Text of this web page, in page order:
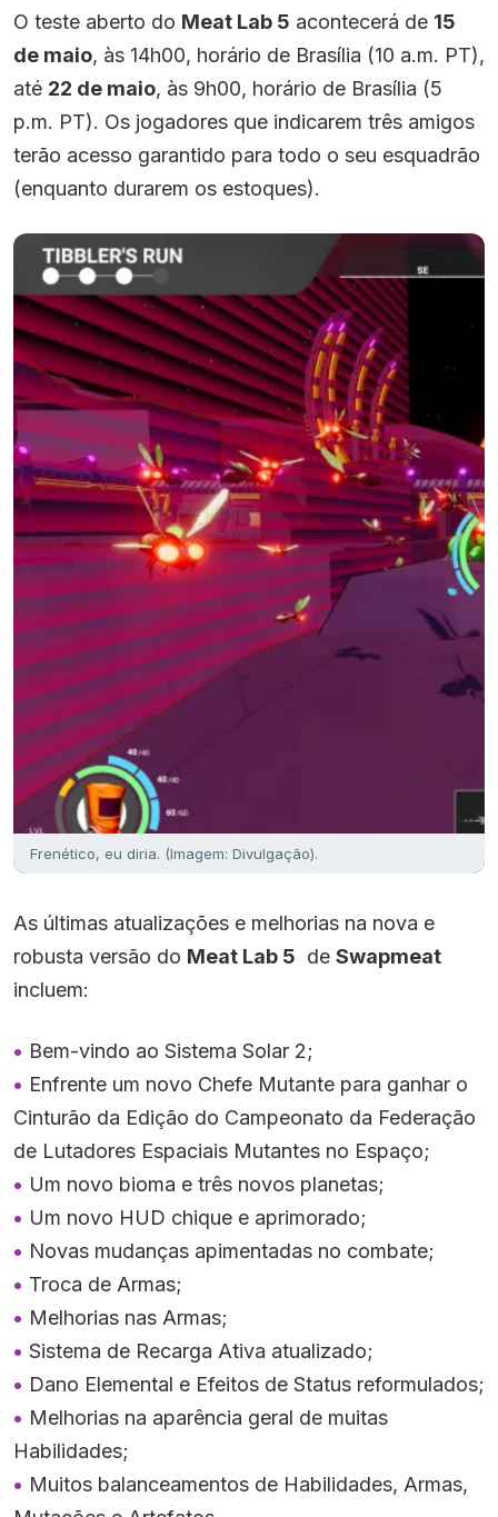
O teste aberto do Meat Lab 5 acontecerá de 15
de maio, às 14h00, horário de Brasília (10 a.m. PT),
até 22 de maio, às 9h00, horário de Brasília (5
p.m. PT). Os jogadores que indicarem três amigos
terão acesso garantido para todo o seu esquadrão
(enquanto durarem os estoques).
Frenético, eu diria. (Imagem: Divulgação).
As últimas atualizações e melhorias na nova e
robusta versão do Meat Lab 5 de Swapmeat
incluem:
Bem-vindo ao Sistema Solar 2;
Enfrente um novo Chefe Mutante para ganhar o
Cinturão da Edição do Campeonato da Federação
de Lutadores Espaciais Mutantes no Espaço;
Um novo bioma e três novos planetas;
Um novo HUD chique e aprimorado;
Novas mudanças apimentadas no combate;
Troca de Armas;
Melhorias nas Armas;
Sistema de Recarga Ativa atualizado;
Dano Elemental e Efeitos de Status reformulados;
Melhorias na aparência geral de muitas
Habilidades;
Muitos balanceamentos de Habilidades, Armas,